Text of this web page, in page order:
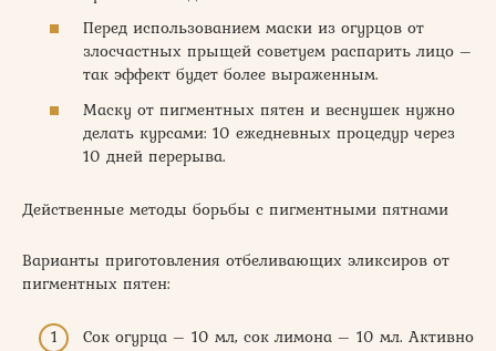
Перед использованием маски из огурцов от
злосчастных прыщей советуем распарить лицо –
так эффект будет более выраженным.
Маску от пигментных пятен и веснушек нужно
делать курсами: 10 ежедневных процедур через
10 дней перерыва.
Действенные методы борьбы с пигментными пятнами
Варианты приготовления отбеливающих эликсиров от
пигментных пятен:
Сок огурца – 10 мл, сок лимона – 10 мл. Активно